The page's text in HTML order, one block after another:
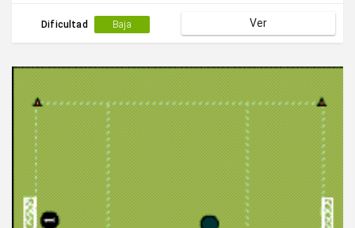
el último minuto de la final..
Dificultad Baja Ver